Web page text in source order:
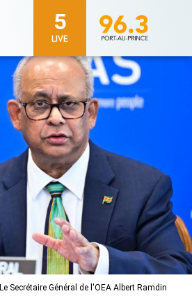
5
LIVE
Le Secrétaire Général de l'OEA Albert Ramdin